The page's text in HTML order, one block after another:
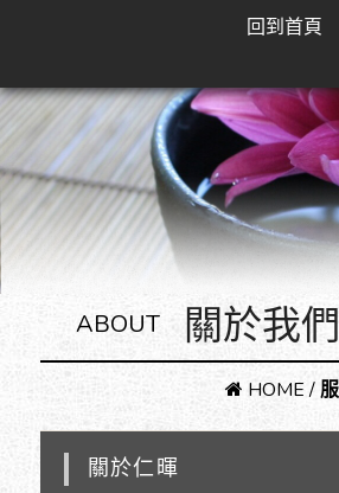
回到首頁
ABOUT 關於我們
HOME/
關於仁暉